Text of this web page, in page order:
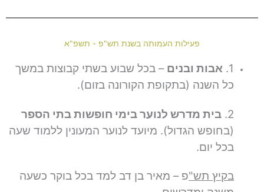
פעילות העמותה בשנת תש"פ - תשפ"א
1. אבות ובנים – בכל שבוע בשתי קבוצות במשך
כל השנה (בתקופת הקורונה בזום).
2. בית מדרש לנוער בימי חופשות בתי הספר
(בחופש הגדול). מיועד לנוער המעונין ללמוד שעה
בכל יום.
בקיץ תש"פ – מאיר בן דב למד בכל בוקר כשעה